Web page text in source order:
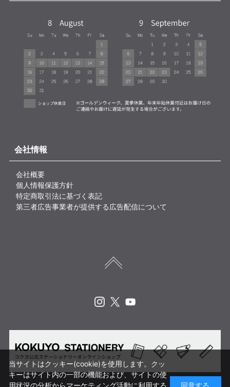
会社情報
会社概要
個人情報保護方針
特定商取引法に基づく表記
第三者広告事業者が提供する広告配信について
当サイトはクッキー(cookie)を使用します。クッ
キーはサイト内の一部の機能および、サイトの使